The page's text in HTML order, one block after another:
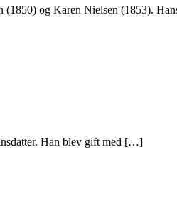
(1850) og Karen Nielsen (1853).
Han blev gift med […]